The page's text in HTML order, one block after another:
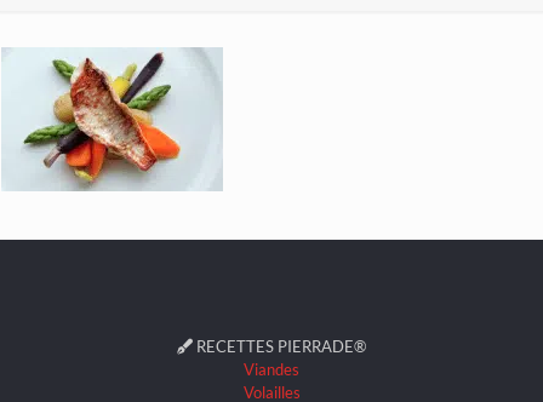
RECETTES PIERRADE®
Viandes
Volailles